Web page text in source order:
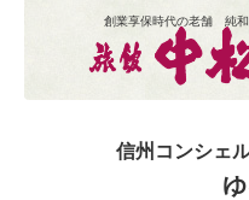
創業享保時代の老舗 純
信州コンシェ